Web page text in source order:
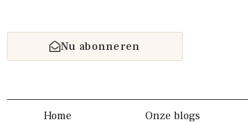
Nu abonneren
Home Onze blogs